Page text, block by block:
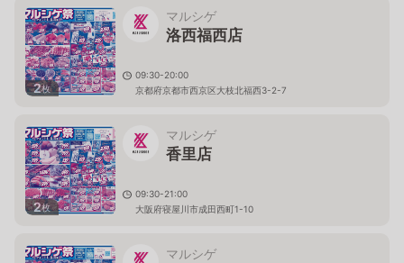
2枚
マルシゲ
洛西福西店
09:30-20:00
京都府京都市西京区大枝北福西3-2-7
2枚
マルシゲ
香里店
09:30-21:00
大阪府寝屋川市成田西町1-10
マルシゲ